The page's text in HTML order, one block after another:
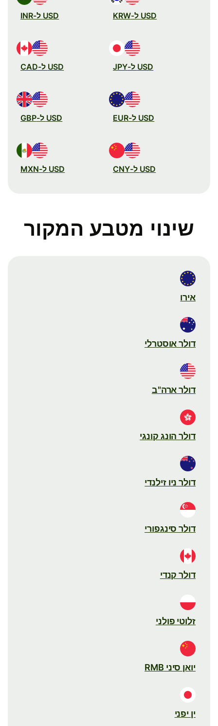
USD ל-KRW USD ל-INR
USD ל-JPY USD ל-CAD
USD ל-EUR USD ל-GBP
USD ל-CNY USD ל-MXN
שינוי מטבע המקור
אירו
דולר אוסטרלי
דולר ארה"ב
דולר הונג קונגי
דולר ניו זילנדי
דולר סינגפורי
דולר קנדי
זלוטי פולני
יואן סיני RMB
ין יפני